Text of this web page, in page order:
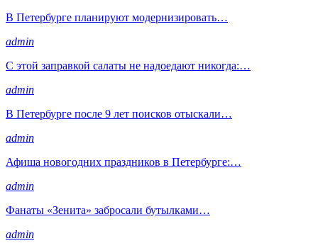
В Петербурге планируют модернизировать…
admin
С этой заправкой салаты не надоедают никогда:…
admin
В Петербурге после 9 лет поисков отыскали…
admin
Афиша новогодних праздников в Петербурге:…
admin
Фанаты «Зенита» забросали бутылками…
admin